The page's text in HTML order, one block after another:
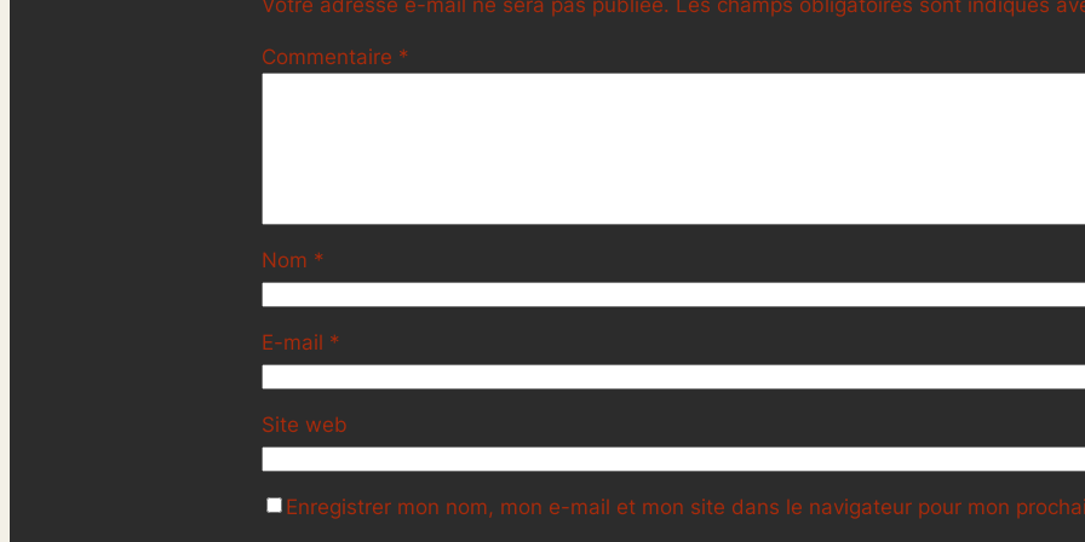
Commentaire *
Nom *
E-mail *
Site web
Enregistrer mon nom, mon e-mail et mon site dans le navigateur pour mon